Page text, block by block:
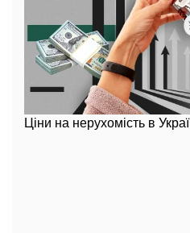
Ціни на нерухомість в